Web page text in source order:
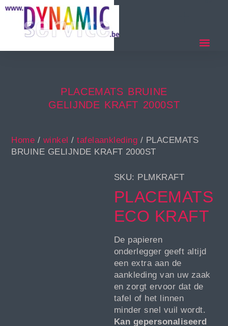
PLACEMATS BRUINE
GELIJNDE KRAFT 2000ST
Home / winkel /tafelaankleding / PLACEMATS
BRUINE GELIJNDE KRAFT 2000ST
SKU: PLMKRAFT
PLACEMATS
ECO KRAFT
De papieren
onderlegger geeft altijd
een extra aan de
aankleding van uw zaak
en zorgt ervoor dat de
tafel of het linnen
minder snel vuil wordt.
Kan gepersonaliseerd